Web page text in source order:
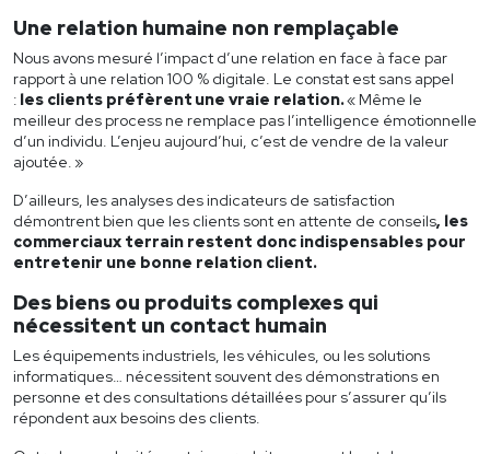
Une relation humaine non remplaçable
Nous avons mesuré l’impact d’une relation en face à face par
rapport à une relation 100 % digitale. Le constat est sans appel
: les clients préfèrent une vraie relation.« Même le
meilleur des process ne remplace pas l’intelligence émotionnelle
d’un individu. L’enjeu aujourd’hui, c’est de vendre de la valeur
ajoutée. »
D’ailleurs, les analyses des indicateurs de satisfaction
démontrent bien que les clients sont en attente de conseils, les
commerciaux terrain restent donc indispensables pour
entretenir une bonne relation client.
Des biens ou produits complexes qui
nécessitent un contact humain
Les équipements industriels, les véhicules, ou les solutions
informatiques… nécessitent souvent des démonstrations en
personne et des consultations détaillées pour s’assurer qu’ils
répondent aux besoins des clients.